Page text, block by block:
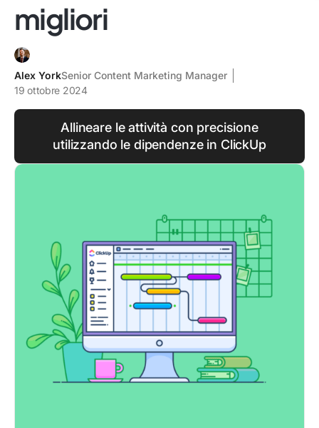
migliori
Alex YorkSenior Content Marketing Manager
19 ottobre 2024
Allineare le attività con precisione
utilizzando le dipendenze in ClickUp